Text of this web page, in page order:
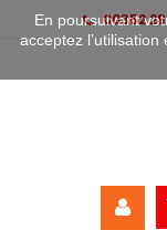
00352
En poursuivant
acceptez